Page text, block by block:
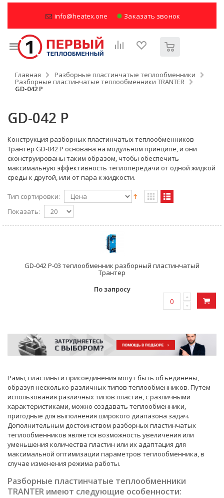
info@heatex.one Заказать звонок
Главная Разборные пластинчатые теплообменники
Разборные пластинчатые теплообменники TRANTER
GD-042 P
GD-042 P
Конструкция разборных пластинчатых теплообменников
Трантер GD-042 P основана на модульном принципе, и они
сконструированы таким образом, чтобы обеспечить
максимальную эффективность теплопередачи от одной жидкой
среды к другой, или от пара к жидкости.
Тип сортировки:
Показать:
GD-042 P-03 теплообменник разборный пластинчатый
Трантер
По запросу
Рамы, пластины и присоединения могут быть объединены,
образуя несколько различных типов теплообменников. Путем
использования различных типов пластин, с различными
характеристиками, можно создавать теплообменники,
пригодные для выполнения широкого диапазона задач.
Дополнительным достоинством разборных пластинчатых
теплообменников является возможность увеличения или
уменьшения количества пластин или их адаптация для
максимальной оптимизации параметров теплообменника, в
случае изменения режима работы.
Разборные пластинчатые теплообменники
TRANTER имеют следующие особенности: